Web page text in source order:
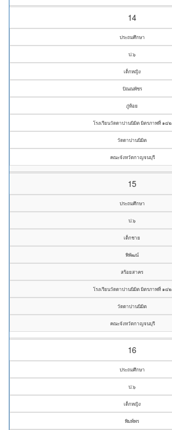
14
ประถมศึกษา
ป.๖
เด็กหญิง
ปัณณพัชร
ภู่ห้อย
โรงเรียนวัดดาปานนิมิต มิตรภาพที่ ๑๔๒
วัดดาปานนิมิต
คณะจังหวัดกาญจนบุรี
15
ประถมศึกษา
ป.๖
เด็กชาย
พิพัฒน์
สร้อยสาคร
โรงเรียนวัดดาปานนิมิต มิตรภาพที่ ๑๔๒
วัดดาปานนิมิต
คณะจังหวัดกาญจนบุรี
16
ประถมศึกษา
ป.๖
เด็กหญิง
พิมพ์พร